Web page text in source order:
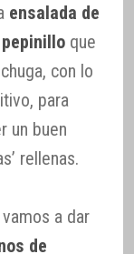
ensalada de
que
con lo
para
un buen
rellenas.
a dar
de